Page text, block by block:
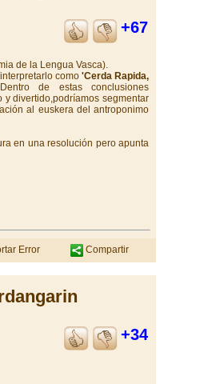
+67
de la Lengua Vasca).
como 'Cerda Rapida,
de estas conclusiones
y divertido,podríamos segmentar
al euskera del antroponimo
en una resolución pero apunta
Error Compartir
+34